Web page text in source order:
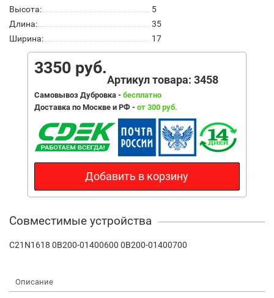
Высота:
5
Длина:
35
Ширина:
17
3350 руб.
Артикул товара: 3458
Самовывоз Дубровка - бесплатно
Доставка по Москве и РФ - от 300 руб.
Добавить в корзину
Совместимые устройства
C21N1618 0B200-01400600 0B200-01400700
Описание